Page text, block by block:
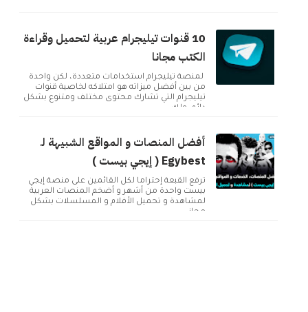
10 قنوات تيليجرام عربية لتحميل وقراءة
الكتب مجانا
لمنصة تيليجرام استخدامات متعددة، لكن واحدة
من بين أفضل ميزاته هو امتلاكه لخاصية قنوات
تيليجرام التي تشارك محتوى مختلف ومتنوع بشكل
دائم. ولك...
أفضل المنصات و المواقع الشبيهة لـ
Egybest ( إيجي بيست )
تُرفع القبعة إحتراماً لكل القائمين على منصة إيجي
بيست واحدة من أشهر و أضخم المنصات العربية
لمشاهدة و تحميل الأفلام و المسلسلات بشكل
مجاني ...